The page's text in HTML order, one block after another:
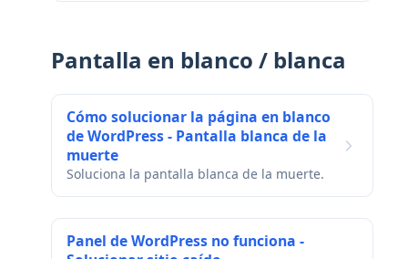
Pantalla en blanco / blanca
Cómo solucionar la página en blanco
de WordPress - Pantalla blanca de la
muerte
Soluciona la pantalla blanca de la muerte.
Panel de WordPress no funciona -